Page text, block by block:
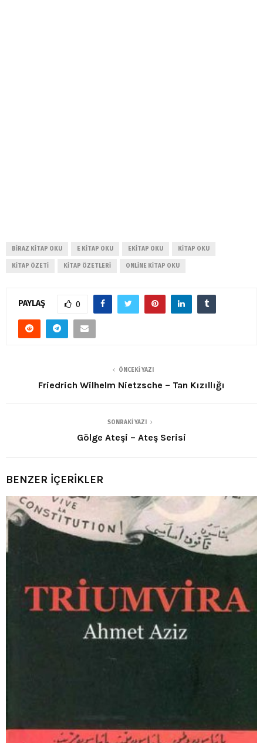
BIRAZ KITAP OKU E KITAP OKU EKITAP OKU KITAP OKU
KITAP ÖZETI KITAP ÖZETLERI ONLINE KITAP OKU
PAYLAŞ 0
ÖNCEKI YAZI
Friedrich Wilhelm Nietzsche – Tan Kızıllığı
SONRAKI YAZI
Gölge Ateşi – Ateş Serisi
BENZER İÇERİKLER